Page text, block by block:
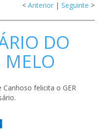
< Anterior | Seguinte >
DO
MELO
Canhoso felicita o GER